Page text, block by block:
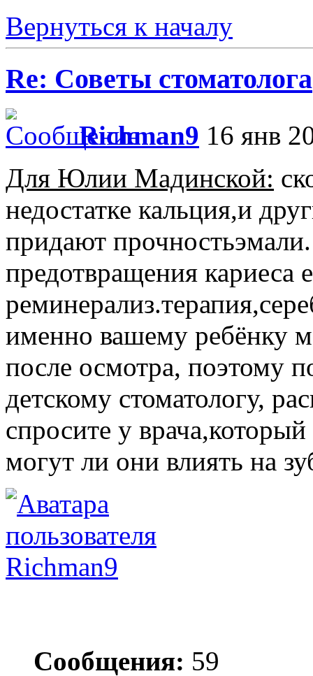
Вернуться к началу
Re: Советы стоматолога
Richman9 16 янв
Для Юлии Мадинской:
недостатке кальция,и
придают
предотвращения кариеса
именно вашему ребёнку
после осмотра, поэтому
детскому стоматологу,
спросите у
могут ли они влиять на
Richman9
Сообщения: 59